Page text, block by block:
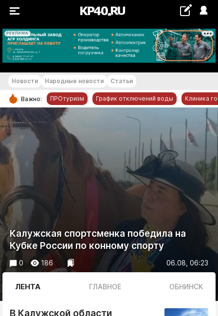
РЕКЛАМА
+19...+20 °С
РУБРИКИ
Обнинск
Новости компаний
Авто и транспорт
Благоустройство
Криминал
Культура
Недвижимость и ЖКХ
Образование
Общество
Праздники
Новости Народные новости Статьи
Важно: ПРОтуризм График отключений воды Клиника
ЛЕНТА ГЛАВНОЕ ОБНИНСК
Калужская спортсменка победила на
Кубке России по конному спорту
06.08, 06:23
0 186
В Калужской области